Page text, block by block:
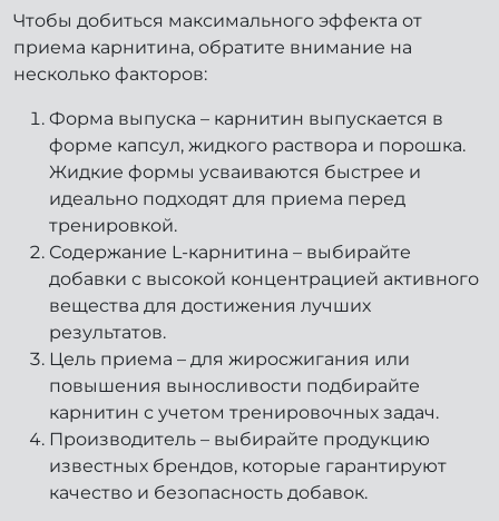
Чтобы добиться максимального эффекта от
приема карнитина, обратите внимание на
несколько факторов:
Форма выпуска – карнитин выпускается в
форме капсул, жидкого раствора и порошка.
Жидкие формы усваиваются быстрее и
идеально подходят для приема перед
тренировкой.
Содержание L-карнитина – выбирайте
добавки с высокой концентрацией активного
вещества для достижения лучших
результатов.
Цель приема – для жиросжигания или
повышения выносливости подбирайте
карнитин с учетом тренировочных задач.
Производитель – выбирайте продукцию
известных брендов, которые гарантируют
качество и безопасность добавок.